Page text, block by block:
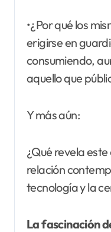
•¿Por qué los
erigirse en
consumiendo,
aquello que
Y más aún:
¿Qué revela
relación
tecnología y la
La fascinación